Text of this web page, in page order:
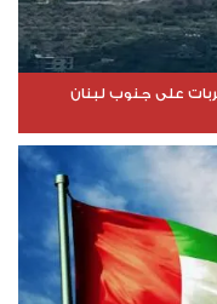
على جنوب لبنان